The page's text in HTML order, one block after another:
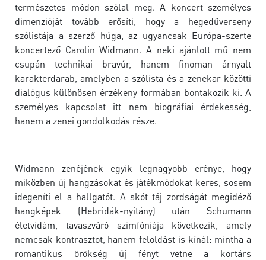
természetes módon szólal meg. A koncert személyes
dimenzióját tovább erősíti, hogy a hegedűverseny
szólistája a szerző húga, az ugyancsak Európa-szerte
koncertező Carolin Widmann. A neki ajánlott mű nem
csupán technikai bravúr, hanem finoman árnyalt
karakterdarab, amelyben a szólista és a zenekar közötti
dialógus különösen érzékeny formában bontakozik ki. A
személyes kapcsolat itt nem biográfiai érdekesség,
hanem a zenei gondolkodás része.
Widmann zenéjének egyik legnagyobb erénye, hogy
miközben új hangzásokat és játékmódokat keres, sosem
idegeníti el a hallgatót. A skót táj zordságát megidéző
hangképek (Hebridák-nyitány) után Schumann
életvidám, tavaszváró szimfóniája következik, amely
nemcsak kontrasztot, hanem feloldást is kínál: mintha a
romantikus örökség új fényt vetne a kortárs